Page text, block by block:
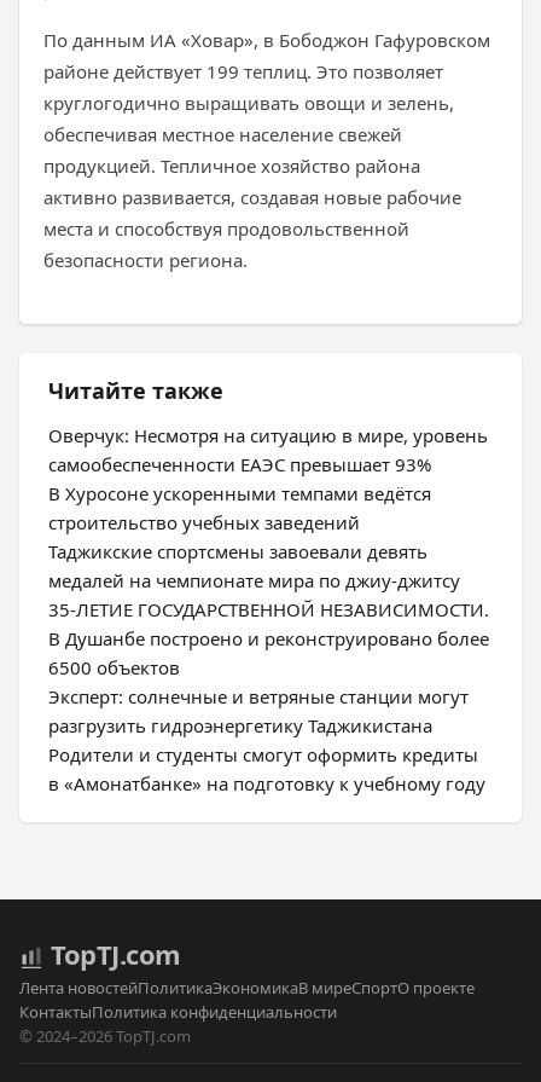
По данным ИА «Ховар», в Бободжон Гафуровском
районе действует 199 теплиц. Это позволяет
круглогодично выращивать овощи и зелень,
обеспечивая местное население свежей
продукцией. Тепличное хозяйство района
активно развивается, создавая новые рабочие
места и способствуя продовольственной
безопасности региона.
Читайте также
Оверчук: Несмотря на ситуацию в мире, уровень
самообеспеченности ЕАЭС превышает 93%
В Хуросоне ускоренными темпами ведётся
строительство учебных заведений
Таджикские спортсмены завоевали девять
медалей на чемпионате мира по джиу-джитсу
35-ЛЕТИЕ ГОСУДАРСТВЕННОЙ НЕЗАВИСИМОСТИ.
В Душанбе построено и реконструировано более
6500 объектов
Эксперт: солнечные и ветряные станции могут
разгрузить гидроэнергетику Таджикистана
Родители и студенты смогут оформить кредиты
в «Амонатбанке» на подготовку к учебному году
TopTJ.com
Лента новостейПолитикаЭкономикаВ миреСпортО проекте
КонтактыПолитика конфиденциальности
© 2024–2026 TopTJ.com